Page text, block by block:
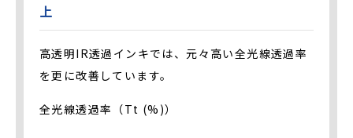
上
高透明IR透過インキでは、元々高い全光線透過率
を更に改善しています。
全光線透過率（Tt (%)）